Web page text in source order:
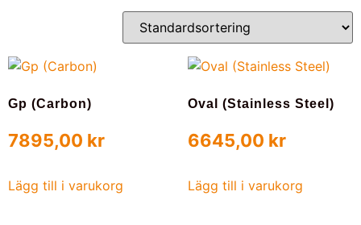
Gp (Carbon)
7895,00 kr
Lägg till i varukorg
Oval (Stainless Steel)
6645,00 kr
Lägg till i varukorg